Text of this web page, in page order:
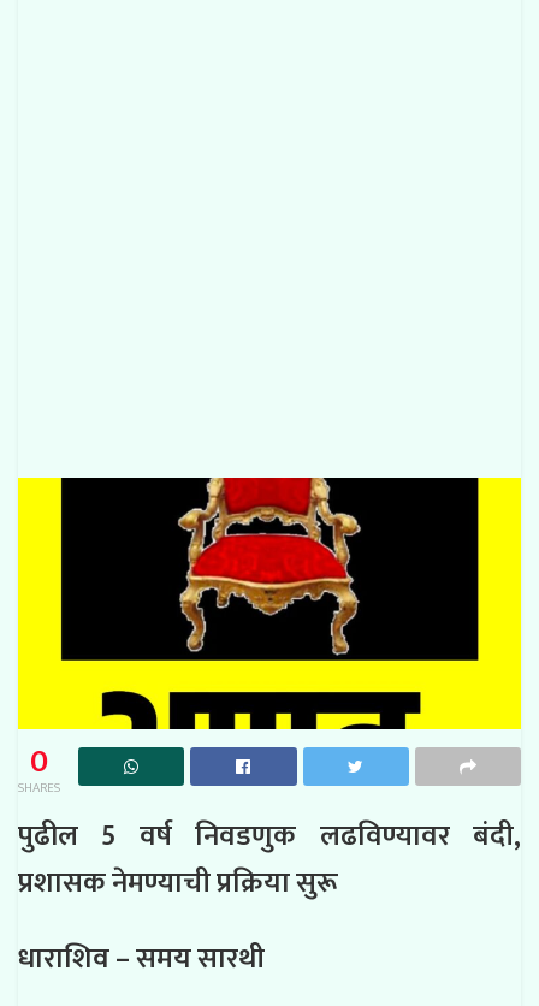
0
SHARES
पुढील 5 वर्ष निवडणुक लढविण्यावर बंदी,
प्रशासक नेमण्याची प्रक्रिया सुरू
धाराशिव – समय सारथी